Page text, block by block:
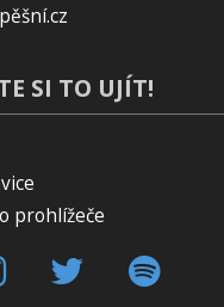
SI TO UJÍT!
prohlížeče